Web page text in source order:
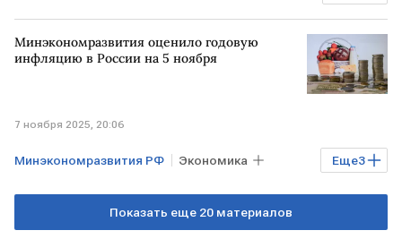
РОССИЯ
Минэкономразвития оценило годовую
инфляцию в России на 5 ноября
7 ноября 2025, 20:06
Еще3
Минэкономразвития РФ Экономика
РОССИЯ инфляция
Показать еще 20 материалов